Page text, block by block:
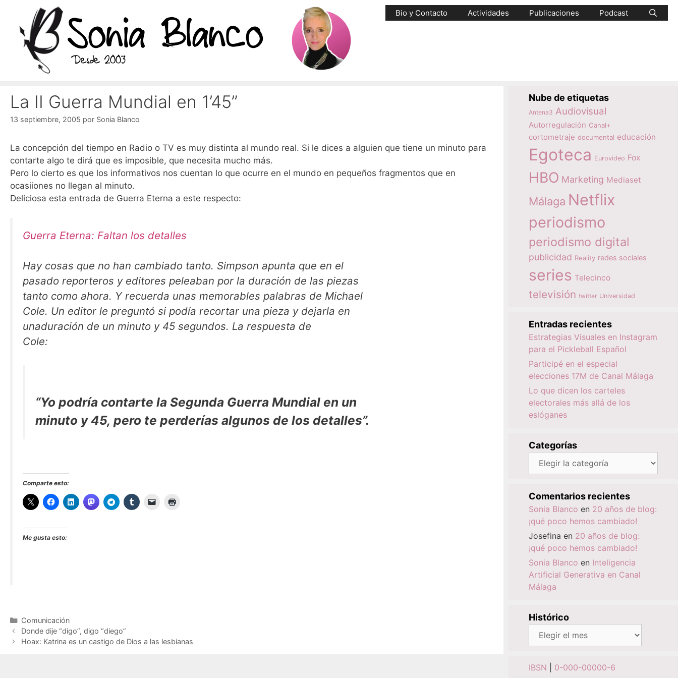
contenido
Bio y Contacto Actividades Publicaciones Podcast
La II Guerra Mundial en 1’45”
13 septiembre, 2005 por Sonia Blanco
La concepción del tiempo en Radio o TV es muy distinta al mundo real. Si le dices a alguien que tiene un minuto para
contarte algo te dirá que es imposible, que necesita mucho más.
Pero lo cierto es que los informativos nos cuentan lo que ocurre en el mundo en pequeños fragmentos que en
ocasiiones no llegan al minuto.
Deliciosa esta entrada de Guerra Eterna a este respecto:
Guerra Eterna: Faltan los detalles
Hay cosas que no han cambiado tanto. Simpson apunta que en el
pasado reporteros y editores peleaban por la duración de las piezas
tanto como ahora. Y recuerda unas memorables palabras de Michael
Cole. Un editor le preguntó si podía recortar una pieza y dejarla en
unaduración de un minuto y 45 segundos. La respuesta de
Cole:
“Yo podría contarte la Segunda Guerra Mundial en un
minuto y 45, pero te perderías algunos de los detalles”.
Comparte esto:
Me gusta esto:
Categorías
Comunicación
Donde dije “digo”, digo “diego”
Hoax: Katrina es un castigo de Dios a las lesbianas
Nube de etiquetas
Antena3 Audiovisual
Autorregulación Canal+
cortometraje documental educación
Egoteca Eurovideo Fox
HBO Marketing Mediaset
Málaga Netflix
periodismo
periodismo digital
publicidad Reality redes sociales
series Telecinco
televisión twitter Universidad
Entradas recientes
Estrategias Visuales en Instagram
para el Pickleball Español
Participé en el especial
elecciones 17M de Canal Málaga
Lo que dicen los carteles
electorales más allá de los
eslóganes
Categorías
Categorías
Comentarios recientes
Sonia Blanco en 20 años de blog:
¡qué poco hemos cambiado!
Josefina en 20 años de blog:
¡qué poco hemos cambiado!
Sonia Blanco en Inteligencia
Artificial Generativa en Canal
Málaga
Histórico
Histórico
IBSN 0-000-00000-6